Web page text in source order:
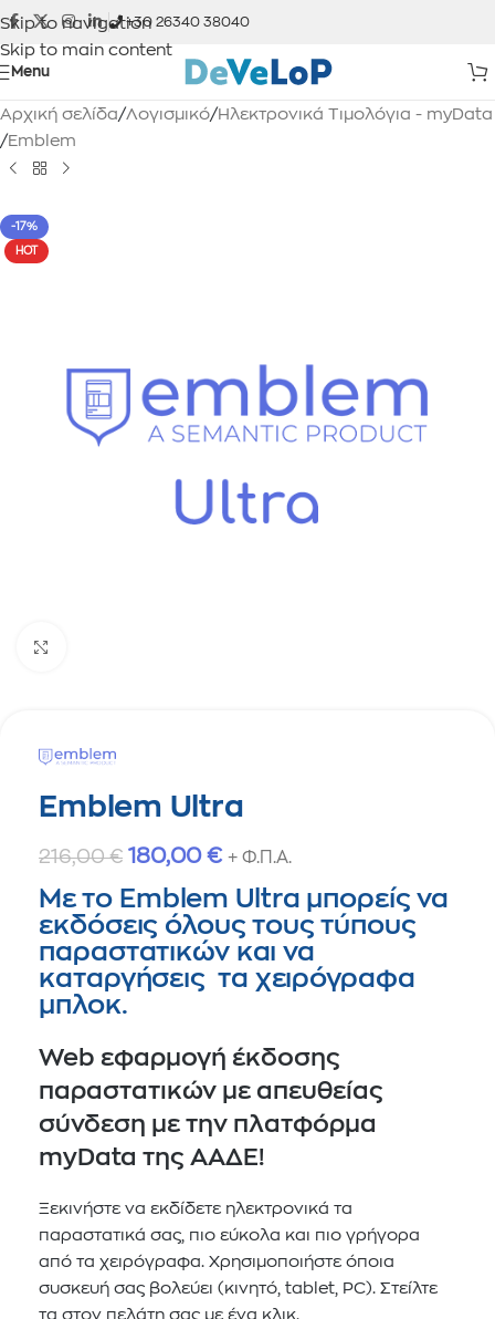
Skip to navigation
Skip to main content
+30 26340 38040
Menu
Αρχική σελίδα/Λογισμικό/Ηλεκτρονικά Τιμολόγια - myData
/Emblem
-17%
HOT
Emblem Ultra
216,00€ 180,00 € + Φ.Π.Α.
Με το Emblem Ultra μπορείς να
εκδόσεις όλους τους τύπους
παραστατικών και να
καταργήσεις τα χειρόγραφα
μπλοκ.
Web εφαρμογή έκδοσης
παραστατικών με απευθείας
σύνδεση με την πλατφόρμα
myData της ΑΑΔΕ!
Ξεκινήστε να εκδίδετε ηλεκτρονικά τα
παραστατικά σας, πιο εύκολα και πιο γρήγορα
από τα χειρόγραφα. Χρησιμοποιήστε όποια
συσκευή σας βολεύει (κινητό, tablet, PC). Στείλτε
τα στον πελάτη σας με ένα κλικ.